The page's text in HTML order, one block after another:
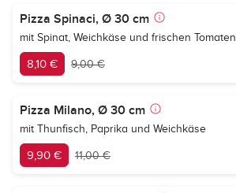
Pizza Spinaci, Ø 30 cm
mit Spinat, Weichkäse und frischen Tomaten
8,10 € 9,00 €
Pizza Milano, Ø 30 cm
mit Thunfisch, Paprika und Weichkäse
9,90 € 11,00 €